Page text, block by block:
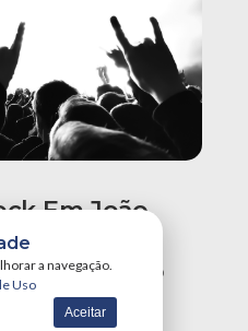
Em João
Dos
Semana Do
a navegação.
Uso
Aceitar